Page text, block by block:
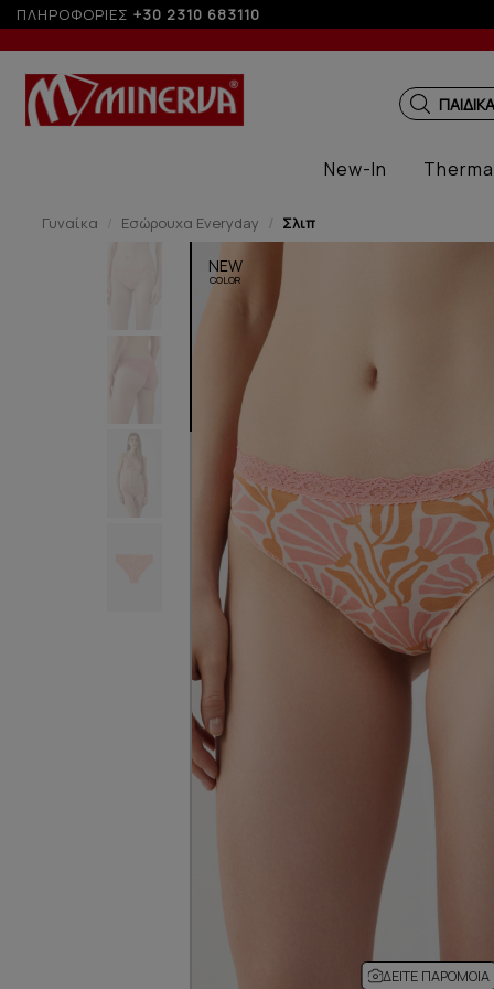
ΠΛΗΡΟΦΟΡΙΕΣ +30 2310 683110
New-In
Γυναίκα Εσώρουχα Everyday Σλιπ
NEW
COLOR
ΔΕΊΤΕ ΠΑΡΌΜΟΙΑ